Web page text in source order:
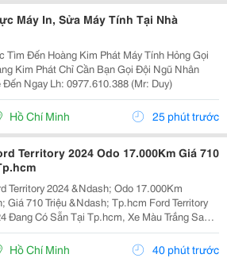
Máy In, Sửa Máy Tính Tại Nhà
Đến Hoàng Kim Phát Máy Tính Hỏng Gọi
Cần Bạn Gọi Đội Ngũ Nhân
Viên Sẽ Đến Ngay Lh: 0977.610.388 (Mr: Duy)
Hồ Chí Minh 25 phút trước
Territory 2024 Odo 17.000Km Giá 710
Territory 2024 &Ndash; Odo 17.000Km
Giá 710 Triệu &Ndash; Tp.hcm Ford Territory
Đang Có Sẵn Tại Tp.hcm, Xe Màu Trắng Sang
Hình Hiện Đại, Phù Hợp Nhu Cầu Sử Dụng
Đi Làm Hoặc Kinh Doanh Dịch Vụ. &Diams;...
Hồ Chí Minh 40 phút trước